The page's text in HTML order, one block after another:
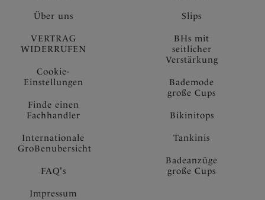
Über uns
VERTRAG
WIDERRUFEN
Cookie-
Einstellungen
Finde einen
Fachhandler
Internationale
GroBenubersicht
FAQ's
Impressum
Slips
BHs mit
seitlicher
Verstärkung
Bademode
große Cups
Bikinitops
Tankinis
Badeanzüge
große Cups